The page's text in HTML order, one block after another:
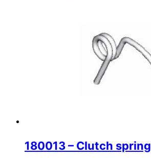
180013 – Clutch spring